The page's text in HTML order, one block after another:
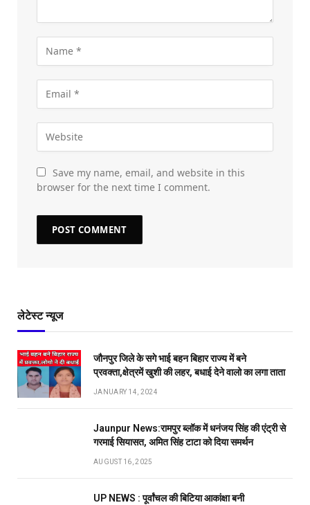
Save my name, email, and website in this
browser for the next time I comment.
लेटेस्ट न्यूज
जौनपुर जिले के सगे भाई बहन बिहार राज्य में बने
प्रवक्ता,क्षेत्रमें खुशी की लहर, बधाई देने वालो का लगा ताता
JANUARY 14, 2024
Jaunpur News:रामपुर ब्लॉक में धनंजय सिंह की एंट्री से
गरमाई सियासत, अमित सिंह टाटा को दिया समर्थन
AUGUST 16, 2025
UP NEWS : पूर्वांचल की बिटिया आकांक्षा बनी